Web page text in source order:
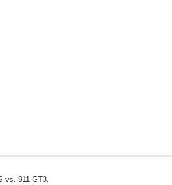
vs. 911 GT3,